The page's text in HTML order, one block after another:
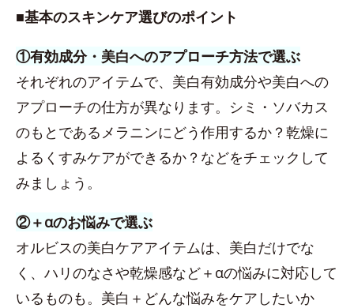
■基本のスキンケア選びのポイント
①有効成分・美白へのアプローチ方法で選ぶ
それぞれのアイテムで、美白有効成分や美白への
アプローチの仕方が異なります。シミ・ソバカス
のもとであるメラニンにどう作用するか？乾燥に
よるくすみケアができるか？などをチェックして
みましょう。
②＋αのお悩みで選ぶ
オルビスの美白ケアアイテムは、美白だけでな
く、ハリのなさや乾燥感など＋αの悩みに対応して
いるものも。美白＋どんな悩みをケアしたいか